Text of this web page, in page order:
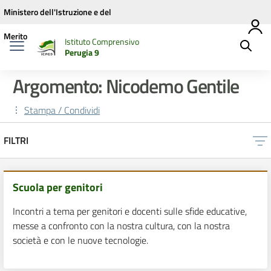
Vai ai contenuti
Vai al menu di navigazione
Vai al footer
Ministero dell'Istruzione e del
Merito
Istituto Comprensivo
Perugia 9
Argomento: Nicodemo Gentile
Stampa / Condividi
FILTRI
Scuola per genitori
Incontri a tema per genitori e docenti sulle sfide educative,
messe a confronto con la nostra cultura, con la nostra
società e con le nuove tecnologie.